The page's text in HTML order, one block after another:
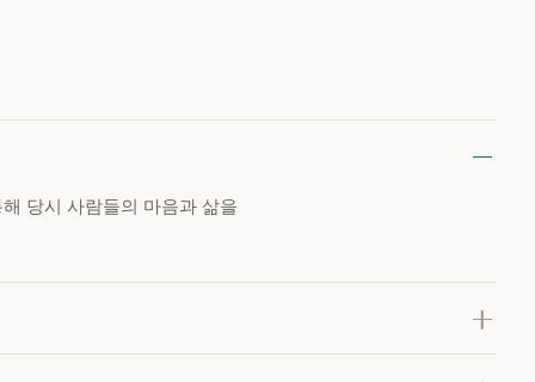
당시 사람들의 마음과 삶을